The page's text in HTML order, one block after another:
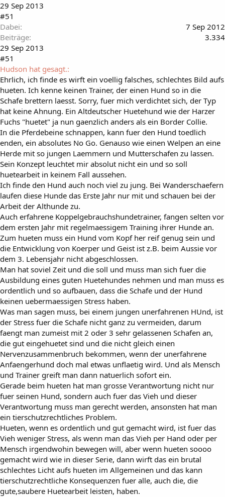
29 Sep 2013
#51
Dabei
7 Sep 2012
Beiträge
3.334
29 Sep 2013
#51
Hudson hat gesagt.:
Ehrlich, ich finde es wirft ein voellig falsches, schlechtes Bild aufs
hueten. Ich kenne keinen Trainer, der einen Hund so in die
Schafe brettern laesst. Sorry, fuer mich verdichtet sich, der Typ
hat keine Ahnung. Ein Altdeutscher Huetehund wie der Harzer
Fuchs "huetet" ja nun gaenzlich anders als ein Border Collie.
In die Pferdebeine schnappen, kann fuer den Hund toedlich
enden, ein absolutes No Go. Genauso wie einen Welpen an eine
Herde mit so jungen Laemmern und Mutterschafen zu lassen.
Sein Konzept leuchtet mir absolut nicht ein und so soll
huetearbeit in keinem Fall aussehen.
Ich finde den Hund auch noch viel zu jung. Bei Wanderschaefern
laufen diese Hunde das Erste Jahr nur mit und schauen bei der
Arbeit der Althunde zu.
Auch erfahrene Koppelgebrauchshundetrainer, fangen selten vor
dem ersten Jahr mit regelmaessigem Training ihrer Hunde an.
Zum hueten muss ein Hund vom Kopf her reif genug sein und
die Entwicklung von Koerper und Geist ist z.B. beim Aussie vor
dem 3. Lebensjahr nicht abgeschlossen.
Man hat soviel Zeit und die soll und muss man sich fuer die
Ausbildung eines guten Huetehundes nehmen und man muss es
ordentlich und so aufbauen, dass die Schafe und der Hund
keinen uebermaessigen Stress haben.
Was man sagen muss, bei einem jungen unerfahrenen HUnd, ist
der Stress fuer die Schafe nicht ganz zu vermeiden, darum
faengt man zumeist mit 2 oder 3 sehr gelassenen Schafen an,
die gut eingehuetet sind und die nicht gleich einen
Nervenzusammenbruch bekommen, wenn der unerfahrene
Anfaengerhund doch mal etwas unflaetig wird. Und als Mensch
und Trainer greift man dann natuerlich sofort ein.
Gerade beim hueten hat man grosse Verantwortung nicht nur
fuer seinen Hund, sondern auch fuer das Vieh und dieser
Verantwortung muss man gerecht werden, ansonsten hat man
ein tierschutzrechtliches Problem.
Hueten, wenn es ordentlich und gut gemacht wird, ist fuer das
Vieh weniger Stress, als wenn man das Vieh per Hand oder per
Mensch irgendwohin bewegen will, aber wenn hueten soooo
gemacht wird wie in dieser Serie, dann wirft das ein brutal
schlechtes Licht aufs hueten im Allgemeinen und das kann
tierschutzrechtliche Konsequenzen fuer alle, auch die, die
gute,saubere Huetearbeit leisten, haben.